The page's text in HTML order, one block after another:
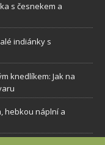
s česnekem a
indiánky s
knedlíkem: Jak na
hebkou náplní a